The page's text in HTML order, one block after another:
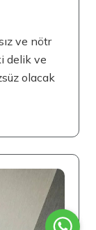
ve nötr
delik ve
olacak